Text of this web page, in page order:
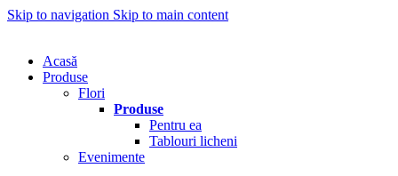
Skip to navigation Skip to main content
Acasă
Produse
Flori
Produse
Pentru ea
Tablouri licheni
Evenimente